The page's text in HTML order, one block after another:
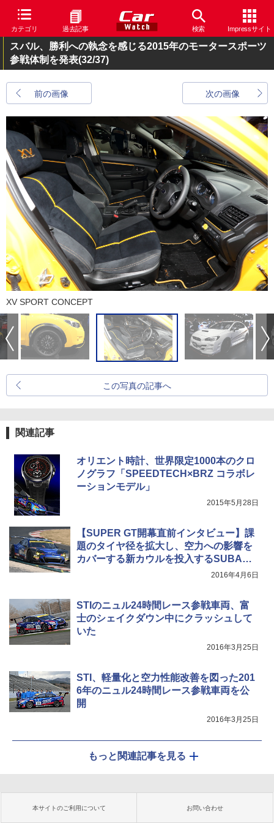
カテゴリ 過去記事 検索 Impressサイト
スバル、勝利への執念を感じる2015年のモータースポーツ
参戦体制を発表(32/37)
前の画像 次の画像
XV SPORT CONCEPT
この写真の記事へ
関連記事
オリエント時計、世界限定1000本のクロ
ノグラフ「SPEEDTECH×BRZ コラボレ
ーションモデル」
2015年5月28日
【SUPER GT開幕直前インタビュー】課
題のタイヤ径を拡大し、空力への影響を
カバーする新カウルを投入するSUBARU
2016年4月6日
STIのニュル24時間レース参戦車両、富
士のシェイクダウン中にクラッシュして
いた
2016年3月25日
STI、軽量化と空力性能改善を図った201
6年のニュル24時間レース参戦車両を公
開
2016年3月25日
もっと関連記事を見る
本サイトのご利用について お問い合わせ